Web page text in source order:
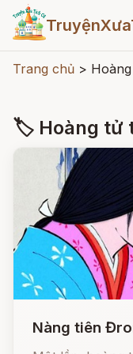
Trang chủ >
🏷 Hoàng tử
Nàng tiên